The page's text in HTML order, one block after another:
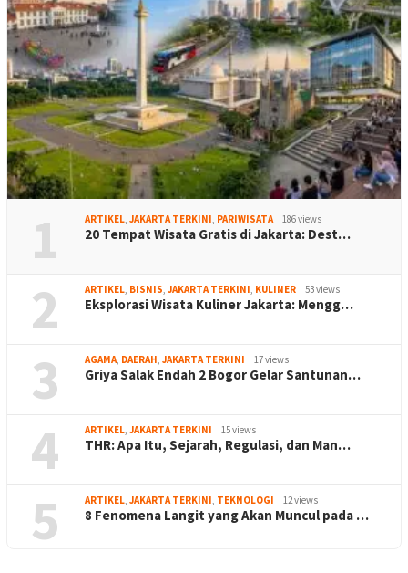
1 ARTIKEL, JAKARTA TERKINI, PARIWISATA 186 views
20 Tempat Wisata Gratis di Jakarta: Dest…
2 ARTIKEL, BISNIS, JAKARTA TERKINI, KULINER 53 views
Eksplorasi Wisata Kuliner Jakarta: Mengg…
3 AGAMA, DAERAH, JAKARTA TERKINI 17 views
Griya Salak Endah 2 Bogor Gelar Santunan…
4 ARTIKEL, JAKARTA TERKINI 15 views
THR: Apa Itu, Sejarah, Regulasi, dan Man…
5 ARTIKEL, JAKARTA TERKINI, TEKNOLOGI 12 views
8 Fenomena Langit yang Akan Muncul pada …